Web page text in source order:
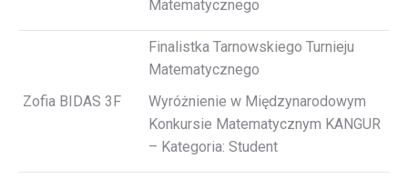
Matematycznego
Zofia BIDAS 3F
Finalistka Tarnowskiego Turnieju
Matematycznego
Wyróżnienie w Międzynarodowym
Konkursie Matematycznym KANGUR
– Kategoria: Student